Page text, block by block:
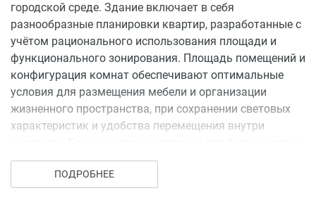
городской среде. Здание включает в себя
разнообразные планировки квартир, разработанные с
учётом рационального использования площади и
функционального зонирования. Площадь помещений и
конфигурация комнат обеспечивают оптимальные
условия для размещения мебели и организации
жизненного пространства, при сохранении световых
характеристик и удобства перемещения внутри
квартир, что позволяет расширить жилое
пространство и организовать дополнительные зоны
ПОДРОБНЕЕ